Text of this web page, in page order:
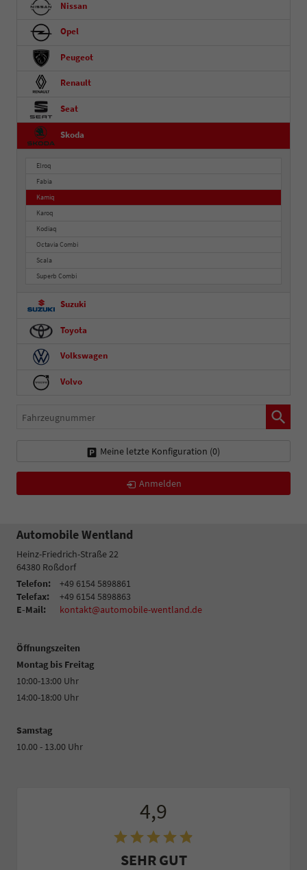
Nissan
Opel
Peugeot
Renault
Seat
Skoda
Elroq
Fabia
Kamiq
Karoq
Kodiaq
Octavia Combi
Scala
Superb Combi
Suzuki
Toyota
Volkswagen
Volvo
Fahrzeugnummer
Meine letzte Konfiguration (0)
Anmelden
Automobile Wentland
Heinz-Friedrich-Straße 22
64380 Roßdorf
Telefon:
+49 6154 5898861
Telefax:
+49 6154 5898863
E-Mail:
kontakt@automobile-wentland.de
Öffnungszeiten
Montag bis Freitag
10:00-13:00 Uhr
14:00-18:00 Uhr
Samstag
10.00 - 13.00 Uhr
4,9
SEHR GUT